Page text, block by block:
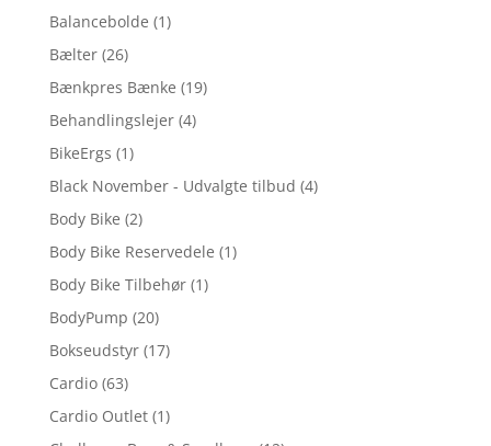
Balancebolde (1)
Bælter (26)
Bænkpres Bænke (19)
Behandlingslejer (4)
BikeErgs (1)
Black November - Udvalgte tilbud (4)
Body Bike (2)
Body Bike Reservedele (1)
Body Bike Tilbehør (1)
BodyPump (20)
Bokseudstyr (17)
Cardio (63)
Cardio Outlet (1)